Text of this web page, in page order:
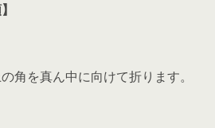
角を真ん中に向けて折ります。